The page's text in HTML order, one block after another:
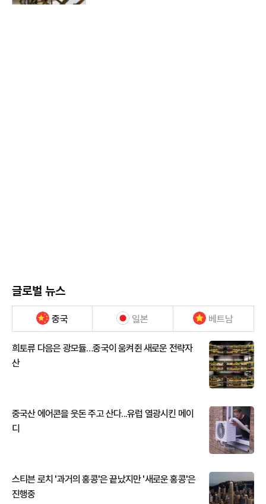
글로벌 뉴스
중국 일본 베트남
희토류 다음은 광모듈…중국이 움켜쥔 새로운 전략자
산
중국산 에어콘을 웃돈 주고 산다...유럽 열광시킨 메이
디
스티븐 로치 '과거의 홍콩'은 끝났지만 '새로운 홍콩'은
진행중